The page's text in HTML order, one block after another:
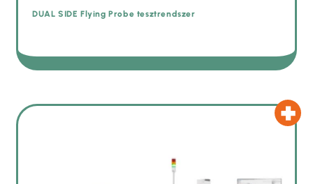
DUAL SIDE Flying Probe tesztrendszer